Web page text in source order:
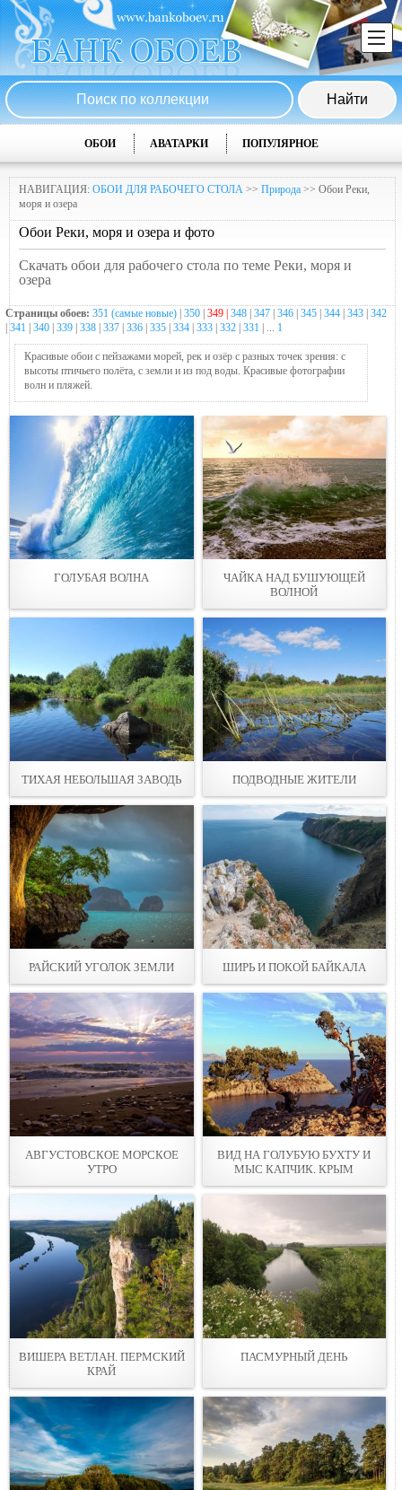
ОБОИ АВАТАРКИ ПОПУЛЯРНОЕ
НАВИГАЦИЯ: ОБОИ ДЛЯ РАБОЧЕГО СТОЛА >> Природа >> Обои Реки,
моря и озера
Обои Реки, моря и озера и фото
Скачать обои для рабочего стола по теме Реки, моря и
озера
Страницы обоев: 351 (самые новые) 350 349 | 348 347 346 345 344 343 342
|341 340 339 338 337 336 335 334 333 332 331 | ... 1
Красивые обои с пейзажами морей, рек и озёр с разных точек зрения: с
высоты птичьего полёта, с земли и из под воды. Красивые фотографии
волн и пляжей.
ГОЛУБАЯ ВОЛНА
ЧАЙКА НАД БУШУЮЩЕЙ
ВОЛНОЙ
ТИХАЯ НЕБОЛЬШАЯ ЗАВОДЬ ПОДВОДНЫЕ ЖИТЕЛИ
РАЙСКИЙ УГОЛОК ЗЕМЛИ ШИРЬ И ПОКОЙ БАЙКАЛА
АВГУСТОВСКОЕ МОРСКОЕ
УТРО
ВИД НА ГОЛУБУЮ БУХТУ И
МЫС КАПЧИК. КРЫМ
ВИШЕРА ВЕТЛАН. ПЕРМСКИЙ
КРАЙ
ПАСМУРНЫЙ ДЕНЬ